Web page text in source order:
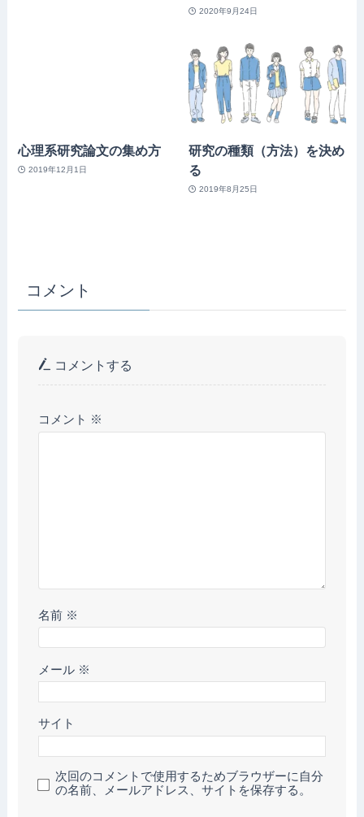
2020年9月24日
心理系研究論文の集め方
2019年12月1日
研究の種類（方法）を決め
る
2019年8月25日
コメント
コメントする
コメント ※
名前 ※
メール ※
サイト
次回のコメントで使用するためブラウザーに自分
の名前、メールアドレス、サイトを保存する。